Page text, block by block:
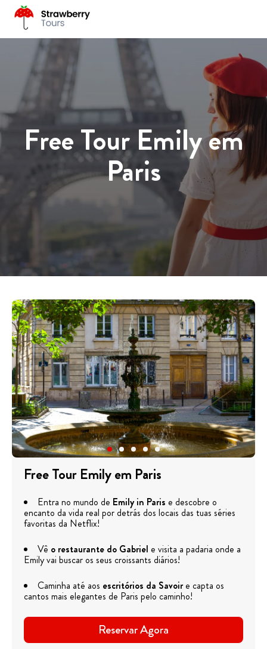
Free Tour Emily em
Paris
Free Tour Emily em Paris
Entra no mundo de Emily in Paris e descobre o
encanto da vida real por detrás dos locais das tuas séries
favoritas da Netflix!
Vê o restaurante do Gabriel e visita a padaria onde a
Emily vai buscar os seus croissants diários!
Caminha até aos escritórios da Savoire capta os
cantos mais elegantes de Paris pelo caminho!
Reservar Agora